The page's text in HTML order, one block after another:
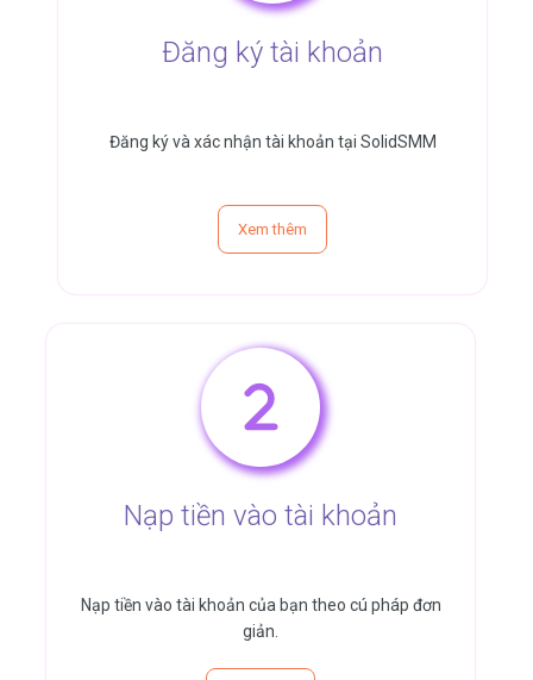
Đăng ký tài khoản
Đăng ký và xác nhận tài khoản tại SolidSMM
Xem thêm
Nạp tiền vào tài khoản
Nạp tiền vào tài khoản của bạn theo cú pháp đơn
giản.